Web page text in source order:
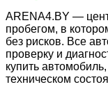
ARENA4.BY —
пробегом, в
без рисков. Все
проверку и
купить
техническом